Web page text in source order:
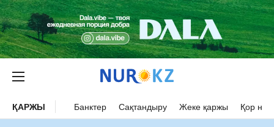
ҚАРЖЫ Банктер Сақтандыру Жеке қаржы Қор